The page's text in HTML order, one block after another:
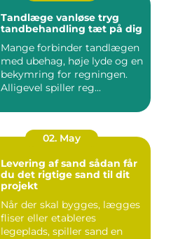
Tandlæge vanløse tryg
tandbehandling tæt på dig
Mange forbinder tandlægen
med ubehag, høje lyde og en
bekymring for regningen.
Alligevel spiller reg...
02. May
Levering af sand sådan får
du det rigtige sand til dit
projekt
Når der skal bygges, lægges
fliser eller etableres
legeplads, spiller sand en